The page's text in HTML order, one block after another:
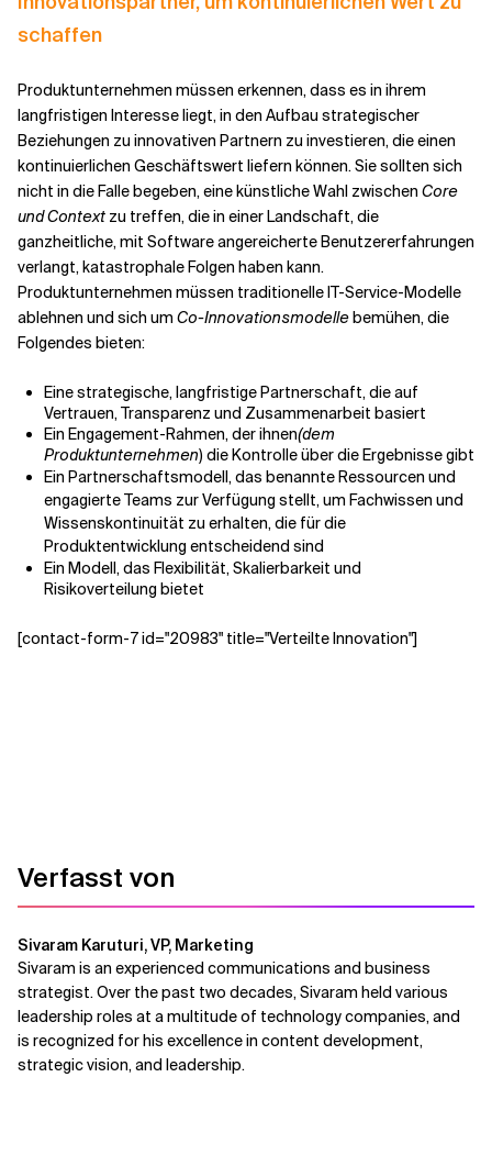
schaffen
Produktunternehmen müssen erkennen, dass es in ihrem
langfristigen Interesse liegt, in den Aufbau strategischer
Beziehungen zu innovativen Partnern zu investieren, die einen
kontinuierlichen Geschäftswert liefern können. Sie sollten sich
nicht in die Falle begeben, eine künstliche Wahl zwischen Core
und Context zu treffen, die in einer Landschaft, die
ganzheitliche, mit Software angereicherte Benutzererfahrungen
verlangt, katastrophale Folgen haben kann.
Produktunternehmen müssen traditionelle IT-Service-Modelle
ablehnen und sich um Co-Innovationsmodellebemühen, die
Folgendes bieten:
Eine strategische, langfristige Partnerschaft, die auf
Vertrauen, Transparenz und Zusammenarbeit basiert
Ein Engagement-Rahmen, der ihnen(dem
Produktunternehmen) die Kontrolle über die Ergebnisse gibt
Ein Partnerschaftsmodell, das benannte Ressourcen und
engagierte Teams zur Verfügung stellt, um Fachwissen und
Wissenskontinuität zu erhalten, die für die
Produktentwicklung entscheidend sind
Ein Modell, das Flexibilität, Skalierbarkeit und
Risikoverteilung bietet
[contact-form-7 id="20983" title="Verteilte Innovation"]
Verfasst von
Sivaram Karuturi, VP, Marketing
Sivaram is an experienced communications and business
strategist. Over the past two decades, Sivaram held various
leadership roles at a multitude of technology companies, and
is recognized for his excellence in content development,
strategic vision, and leadership.